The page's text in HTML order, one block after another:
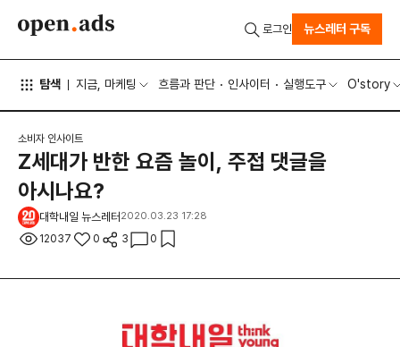
탐색 지금, 마케팅 흐름과 판단 인사이터 실행도구 O'story
로그인 뉴스레터 구독
소비자 인사이트
Z세대가 반한 요즘 놀이, 주접 댓글을
아시나요?
대학내일 뉴스레터 2020.03.23 17:28
12037 0 3 0